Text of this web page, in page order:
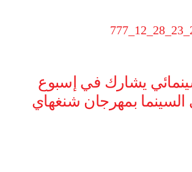
يشارك في إسبوع
السينما بمهرجان شنغهاي